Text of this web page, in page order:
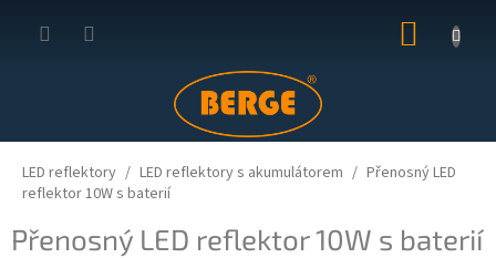
KOŠÍK
LED reflektory LED reflektory s akumulátorem
Přenosný LED
reflektor 10W s baterií
Přenosný LED reflektor 10W s baterií